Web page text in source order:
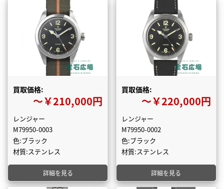
買取価格:
〜￥210,000円
レンジャー
M79950-0003
色:ブラック
材質:ステンレス
詳細を見る
買取価格:
〜￥220,000円
レンジャー
M79950-0002
色:ブラック
材質:ステンレス
詳細を見る